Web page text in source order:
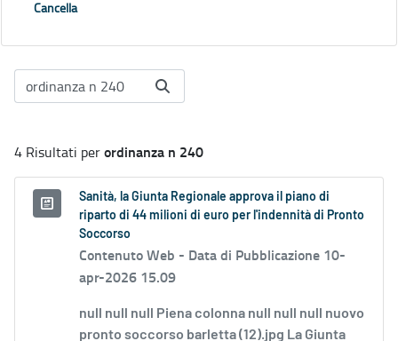
Cancella
4 Risultati perordinanza n 240
Sanità, la Giunta Regionale approva il piano di
riparto di 44 milioni di euro per l'indennità di Pronto
Soccorso
Contenuto Web - Data di Pubblicazione 10-
apr-2026 15.09
null null null Piena colonna null null null nuovo
pronto soccorso barletta (12).jpg La Giunta